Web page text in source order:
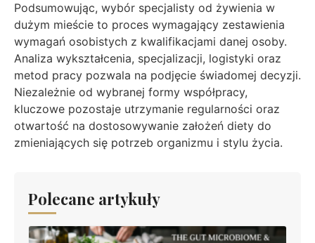
Podsumowując, wybór specjalisty od żywienia w
dużym mieście to proces wymagający zestawienia
wymagań osobistych z kwalifikacjami danej osoby.
Analiza wykształcenia, specjalizacji, logistyki oraz
metod pracy pozwala na podjęcie świadomej decyzji.
Niezależnie od wybranej formy współpracy,
kluczowe pozostaje utrzymanie regularności oraz
otwartość na dostosowywanie założeń diety do
zmieniających się potrzeb organizmu i stylu życia.
Polecane artykuły